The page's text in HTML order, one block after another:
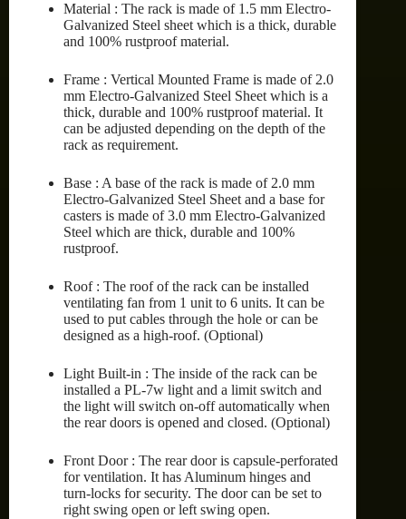
Material : The rack is made of 1.5 mm Electro-
Galvanized Steel sheet which is a thick, durable
and 100% rustproof material.
Frame : Vertical Mounted Frame is made of 2.0
mm Electro-Galvanized Steel Sheet which is a
thick, durable and 100% rustproof material. It
can be adjusted depending on the depth of the
rack as requirement.
Base : A base of the rack is made of 2.0 mm
Electro-Galvanized Steel Sheet and a base for
casters is made of 3.0 mm Electro-Galvanized
Steel which are thick, durable and 100%
rustproof.
Roof : The roof of the rack can be installed
ventilating fan from 1 unit to 6 units. It can be
used to put cables through the hole or can be
designed as a high-roof. (Optional)
Light Built-in : The inside of the rack can be
installed a PL-7w light and a limit switch and
the light will switch on-off automatically when
the rear doors is opened and closed. (Optional)
Front Door : The rear door is capsule-perforated
for ventilation. It has Aluminum hinges and
turn-locks for security. The door can be set to
right swing open or left swing open.